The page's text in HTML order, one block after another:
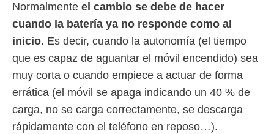
Normalmente el cambio se debe de hacer
cuando la batería ya no responde como al
inicio. Es decir, cuando la autonomía (el tiempo
que es capaz de aguantar el móvil encendido) sea
muy corta o cuando empiece a actuar de forma
errática (el móvil se apaga indicando un 40 % de
carga, no se carga correctamente, se descarga
rápidamente con el teléfono en reposo…).